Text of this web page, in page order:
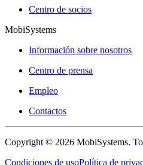
Centro de socios
MobiSystems
Información sobre nosotros
Centro de prensa
Empleo
Contactos
Copyright © 2026 MobiSystems.
Condiciones de usoPolítica de